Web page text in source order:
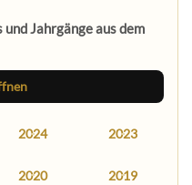
Jahrgänge aus dem
2024 2023
2020 2019